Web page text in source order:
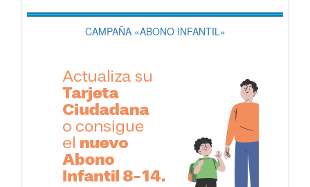
CAMPAÑA «ABONO INFANTIL»